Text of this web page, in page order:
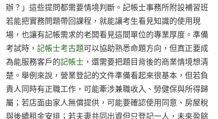
辦？」這些提問都需要情境判斷。記帳士事務所附設補習班
若能把實務問題帶回課程，就能讓考生看見知識的使用現
場，也讓有記帳需求的老闆看見這間單位的專業厚度。準備
考試時， 記帳士考古題可以協助熟悉命題方向，但真正要成
為能服務客戶的記帳士 ，還需要把題目背後的商業情境想清
楚。舉例來說，營業登記的文件準備看起來很基本，但若負
責人同時有正職工作，可能牽涉兼職收入、勞健保與所得歸
屬；若店面由家人無償提供，可能要確認使用同意、房屋稅
與後續租金安排；若夫妻共同出資但只登記一人，未來盈餘